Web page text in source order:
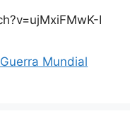
I
Mundial